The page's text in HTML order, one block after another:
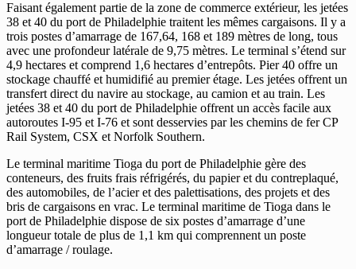
Faisant également partie de la zone de commerce extérieur, les jetées
38 et 40 du port de Philadelphie traitent les mêmes cargaisons. Il y a
trois postes d’amarrage de 167,64, 168 et 189 mètres de long, tous
avec une profondeur latérale de 9,75 mètres. Le terminal s’étend sur
4,9 hectares et comprend 1,6 hectares d’entrepôts. Pier 40 offre un
stockage chauffé et humidifié au premier étage. Les jetées offrent un
transfert direct du navire au stockage, au camion et au train. Les
jetées 38 et 40 du port de Philadelphie offrent un accès facile aux
autoroutes I-95 et I-76 et sont desservies par les chemins de fer CP
Rail System, CSX et Norfolk Southern.
Le terminal maritime Tioga du port de Philadelphie gère des
conteneurs, des fruits frais réfrigérés, du papier et du contreplaqué,
des automobiles, de l’acier et des palettisations, des projets et des
bris de cargaisons en vrac. Le terminal maritime de Tioga dans le
port de Philadelphie dispose de six postes d’amarrage d’une
longueur totale de plus de 1,1 km qui comprennent un poste
d’amarrage / roulage.